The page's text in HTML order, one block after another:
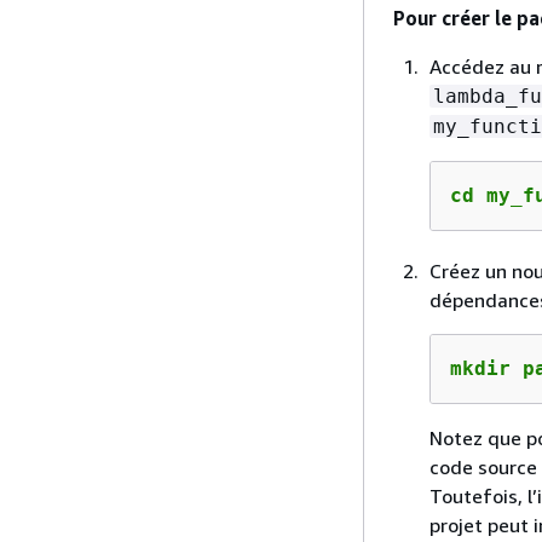
Pour créer le
Accédez au
cd
Créez un
mkdir
Notez que
code
Toutefois,
projet peut